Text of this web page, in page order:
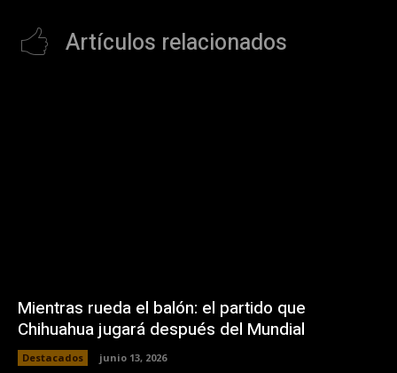
Artículos relacionados
Mientras rueda el balón: el partido que
Chihuahua jugará después del Mundial
Destacados junio 13, 2026